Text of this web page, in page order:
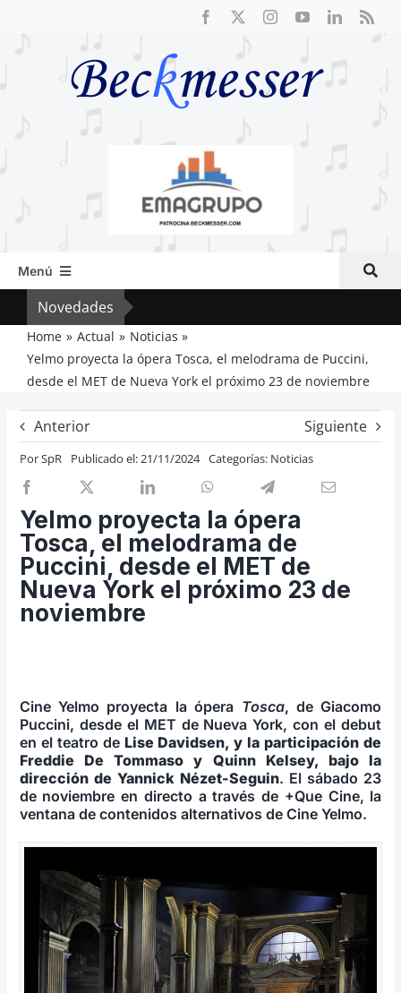
Menú
Inicio
Actual
Artículos
Previos de ópera
Entrevistas
Recomendación
Cosas de Beckmesser
Nosotros y privacidad
Buscar:
Novedades
Home Actual
Noticias
Yelmo proyecta la ópera Tosca, el melodrama de Puccini,
desde el MET de Nueva York el próximo 23 de noviembre
Anterior Siguiente
PorSpR Publicado el: 21/11/2024 Categorías: Noticias
Yelmo proyecta la ópera
Tosca, el melodrama de
Puccini, desde el MET de
Nueva York el próximo 23 de
noviembre
Cine Yelmo proyecta la ópera Tosca, de Giacomo
Puccini, desde el MET de Nueva York, con el debut
en el teatro de Lise Davidsen, y la participación de
Freddie De Tommaso y Quinn Kelsey, bajo la
dirección de Yannick Nézet-Seguin. El sábado 23
de noviembre en directo a través de +Que Cine, la
ventana de contenidos alternativos de Cine Yelmo.